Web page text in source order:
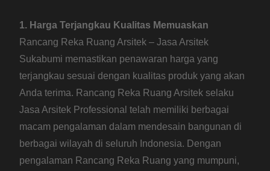
1. Harga Terjangkau Kualitas Memuaskan
Rancang Reka Ruang Arsitek – Jasa Arsitek
Sukabumi memastikan penawaran harga yang
terjangkau sesuai dengan kualitas produk yang akan
Anda terima. Rancang Reka Ruang Arsitek selaku
Jasa Arsitek Professional telah memiliki berbagai
macam pengalaman dalam mendesain bangunan di
berbagai wilayah di seluruh Indonesia. Dengan
pengalaman Rancang Reka Ruang yang mumpuni,